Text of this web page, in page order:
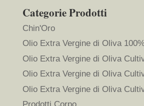
Categorie Prodotti
Chin'Oro
Olio Extra Vergine di Oliva
Olio Extra Vergine di Oliva
Olio Extra Vergine di Oliva
Olio Extra Vergine di Oliva